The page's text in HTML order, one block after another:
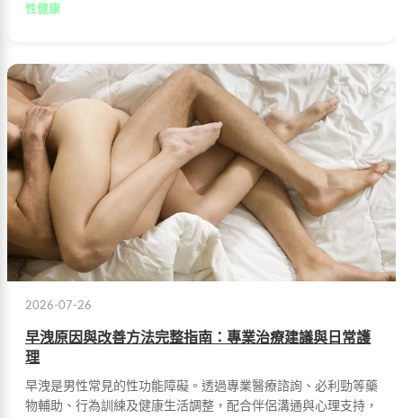
性健康
2026-07-26
早洩原因與改善方法完整指南：專業治療建議與日常護
理
早洩是男性常見的性功能障礙。透過專業醫療諮詢、必利勁等藥
物輔助、行為訓練及健康生活調整，配合伴侶溝通與心理支持，